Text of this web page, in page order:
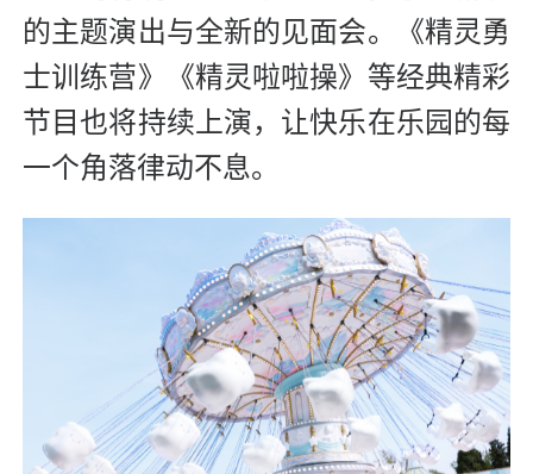
的主题演出与全新的见面会。《精灵勇
士训练营》《精灵啦啦操》等经典精彩
节目也将持续上演，让快乐在乐园的每
一个角落律动不息。